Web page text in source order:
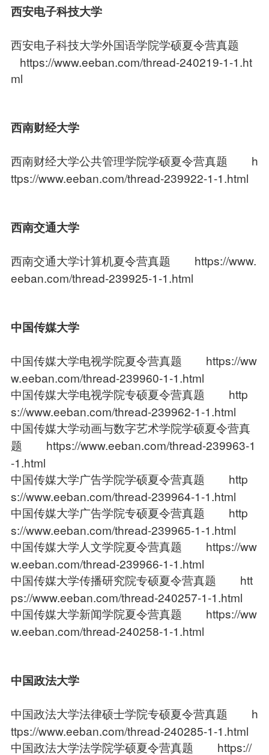
西安电子科技大学
西安电子科技大学外国语学院学硕夏令营真题
https://www.eeban.com/thread-240219-1-1.ht
ml
西南财经大学
西南财经大学公共管理学院学硕夏令营真题 h
ttps://www.eeban.com/thread-239922-1-1.html
西南交通大学
西南交通大学计算机夏令营真题 https://www.
eeban.com/thread-239925-1-1.html
中国传媒大学
中国传媒大学电视学院夏令营真题 https://ww
w.eeban.com/thread-239960-1-1.html
中国传媒大学电视学院专硕夏令营真题 http
s://www.eeban.com/thread-239962-1-1.html
中国传媒大学动画与数字艺术学院学硕夏令营真
题 https://www.eeban.com/thread-239963-1
-1.html
中国传媒大学广告学院学硕夏令营真题 http
s://www.eeban.com/thread-239964-1-1.html
中国传媒大学广告学院专硕夏令营真题 http
s://www.eeban.com/thread-239965-1-1.html
中国传媒大学人文学院夏令营真题 https://ww
w.eeban.com/thread-239966-1-1.html
中国传媒大学传播研究院专硕夏令营真题 htt
ps://www.eeban.com/thread-240257-1-1.html
中国传媒大学新闻学院夏令营真题 https://ww
w.eeban.com/thread-240258-1-1.html
中国政法大学
中国政法大学法律硕士学院专硕夏令营真题 h
ttps://www.eeban.com/thread-240285-1-1.html
中国政法大学法学院学硕夏令营真题 https://